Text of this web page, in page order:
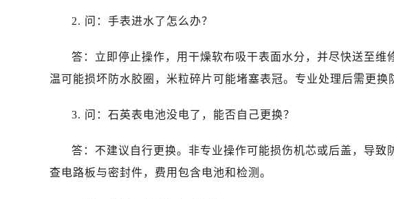
辽宁省朝阳市双塔区新华路售后服务中心（需提前预约
辽宁省抚顺市新抚区东一路售后服务中心（需提前预约
辽宁省阜新市海州区解放大街售后服务中心（需提前预
辽宁省锦州市古塔区中央大街售后服务中心（需提前预
辽宁省盘锦市兴隆台区石油大街售后服务中心（需提前
辽宁省铁岭市银州区南马路售后服务中心（需提前预约
2. 问：手表进水了怎么办？
答：立即停止操作，用干燥软布吸干表面水分，并尽快送至维
温可能损坏防水胶圈，米粒碎片可能堵塞表冠。专业处理后需更换
3. 问：石英表电池没电了，能否自己更换？
答：不建议自行更换。非专业操作可能损伤机芯或后盖，导
查电路板与密封件，费用包含电池和检测。